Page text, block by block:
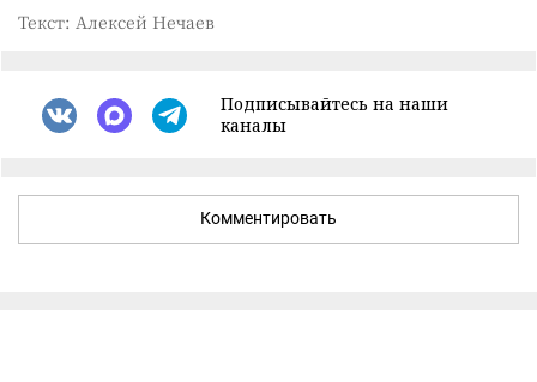
Текст: Алексей Нечаев
Подписывайтесь на наши
каналы
Комментировать